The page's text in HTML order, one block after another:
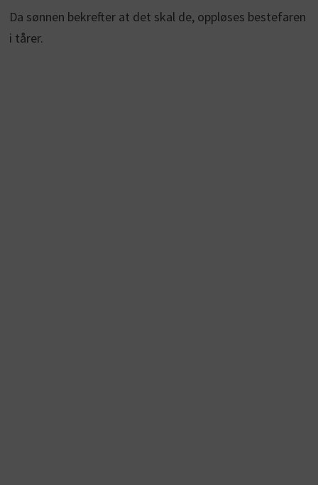
Da sønnen bekrefter at det skal de, oppløses bestefaren
i tårer.